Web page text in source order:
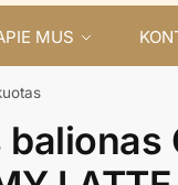
MUS